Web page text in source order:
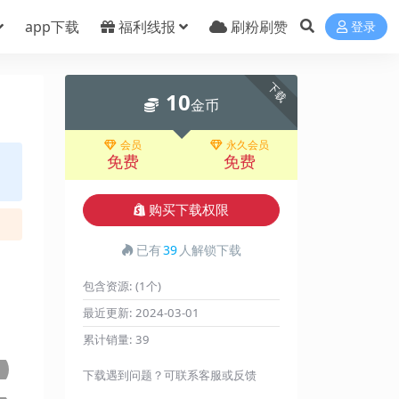
app下载 福利线报 刷粉刷赞 登录
下载
10金币
会员
免费
永久会员
免费
购买下载权限
已有39 人解锁下载
包含资源: (1个)
最近更新: 2024-03-01
累计销量: 39
下载遇到问题？可联系客服或反馈